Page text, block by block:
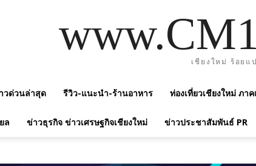
เชียงใหม่ ร้อยแ
วด่วนล่าสุด รีวิว-แนะนำ-ร้านอาหาร ท่องเที่ยวเชียงใหม่ ภา
ล ข่าวธุรกิจ ข่าวเศรษฐกิจเชียงใหม่ ข่าวประชาสัมพันธ์ PR